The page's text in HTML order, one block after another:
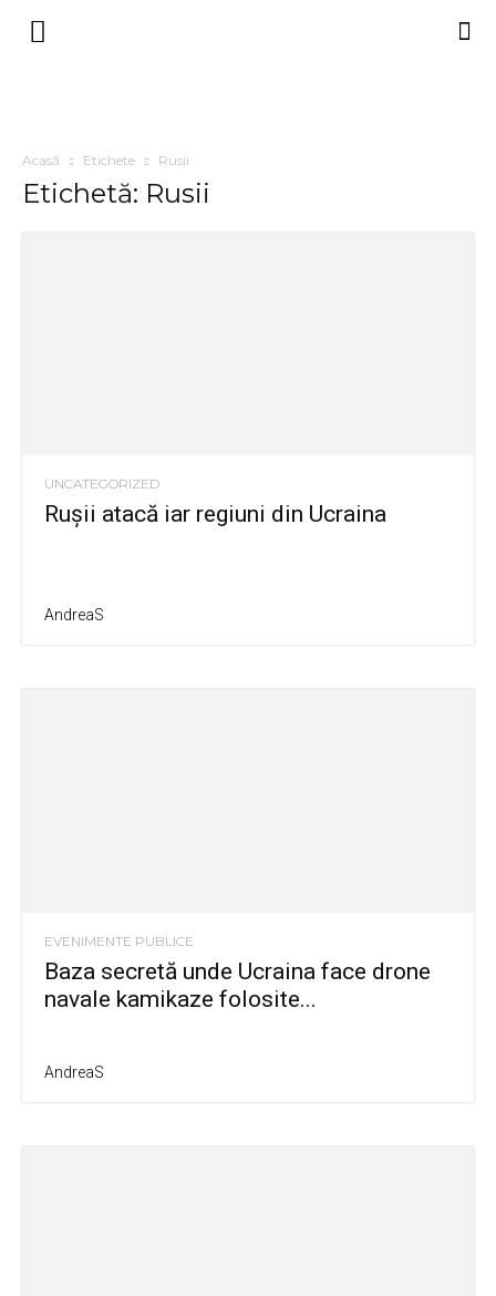
Acasă Etichete Rusii
Etichetă: Rusii
UNCATEGORIZED
Rușii atacă iar regiuni din Ucraina
AndreaS
EVENIMENTE PUBLICE
Baza secretă unde Ucraina face drone
navale kamikaze folosite...
AndreaS